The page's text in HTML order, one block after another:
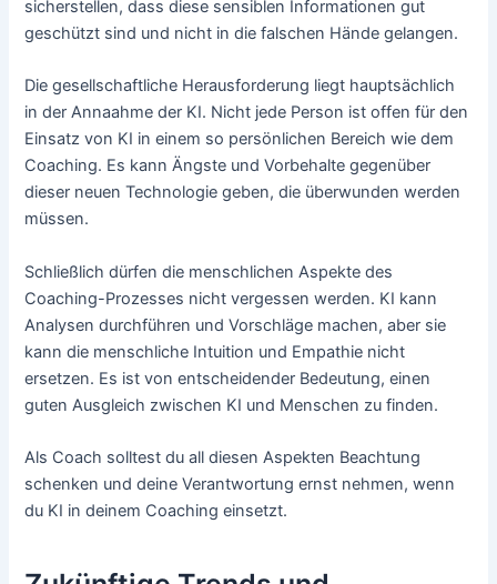
sicherstellen, dass diese sensiblen Informationen gut
geschützt sind und nicht in die falschen Hände gelangen.
Die gesellschaftliche Herausforderung liegt hauptsächlich
in der Annaahme der KI. Nicht jede Person ist offen für den
Einsatz von KI in einem so persönlichen Bereich wie dem
Coaching. Es kann Ängste und Vorbehalte gegenüber
dieser neuen Technologie geben, die überwunden werden
müssen.
Schließlich dürfen die menschlichen Aspekte des
Coaching-Prozesses nicht vergessen werden. KI kann
Analysen durchführen und Vorschläge machen, aber sie
kann die menschliche Intuition und Empathie nicht
ersetzen. Es ist von entscheidender Bedeutung, einen
guten Ausgleich zwischen KI und Menschen zu finden.
Als Coach solltest du all diesen Aspekten Beachtung
schenken und deine Verantwortung ernst nehmen, wenn
du KI in deinem Coaching einsetzt.